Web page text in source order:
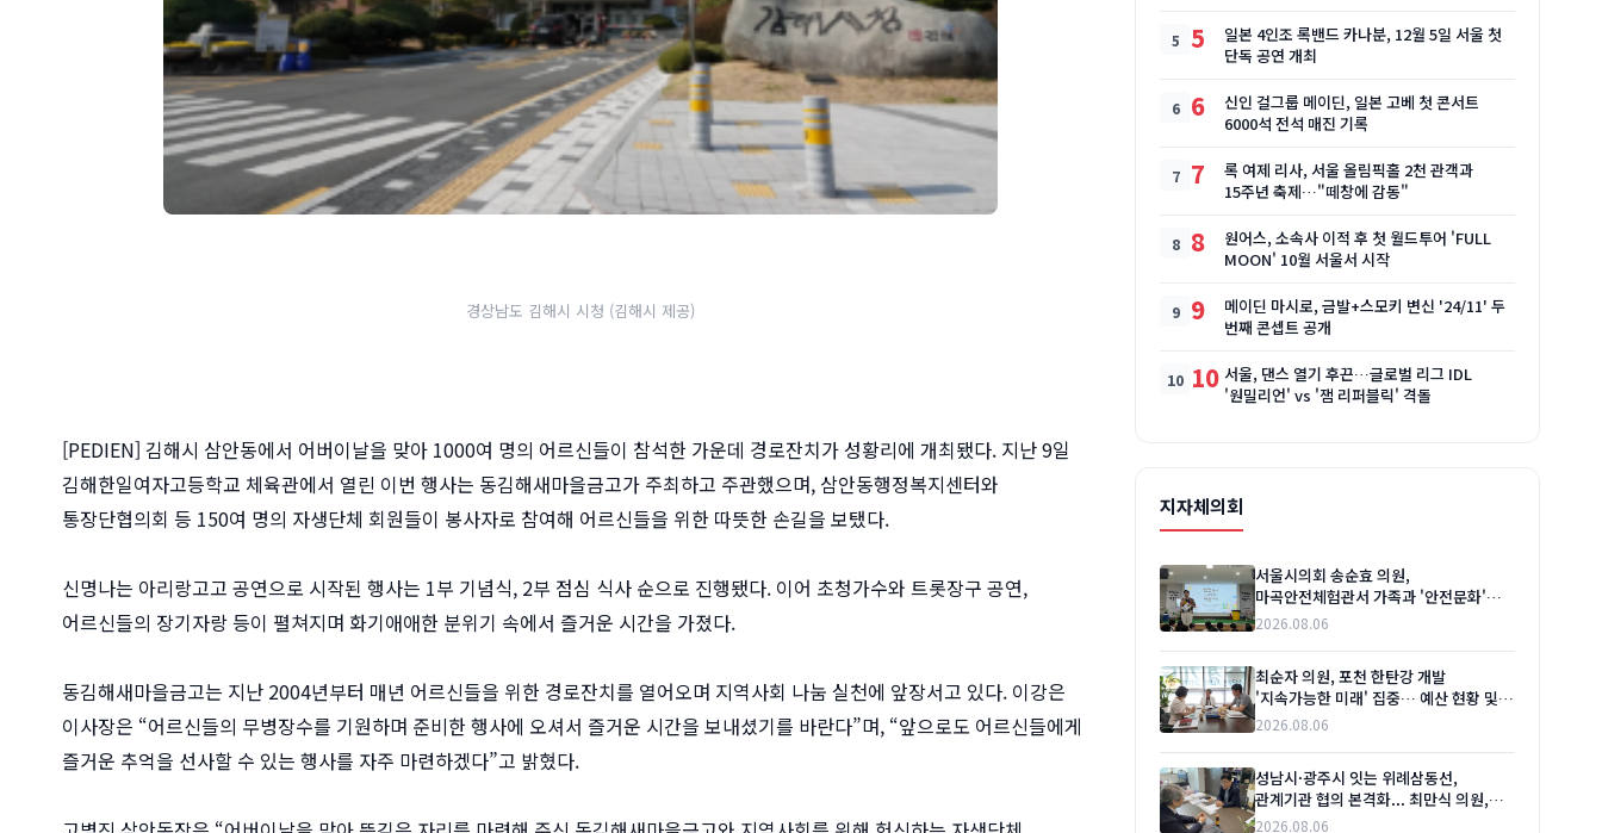
경상남도 김해시 시청 (김해시 제공)
[PEDIEN] 김해시 삼안동에서 어버이날을 맞아 1000여 명의 어르신들이 참석한 가운데 경로잔치가 성황리에 개최됐다. 지난 9일
김해한일여자고등학교 체육관에서 열린 이번 행사는 동김해새마을금고가 주최하고 주관했으며, 삼안동행정복지센터와
통장단협의회 등 150여 명의 자생단체 회원들이 봉사자로 참여해 어르신들을 위한 따뜻한 손길을 보탰다.
신명나는 아리랑고고 공연으로 시작된 행사는 1부 기념식, 2부 점심 식사 순으로 진행됐다. 이어 초청가수와 트롯장구 공연,
어르신들의 장기자랑 등이 펼쳐지며 화기애애한 분위기 속에서 즐거운 시간을 가졌다.
동김해새마을금고는 지난 2004년부터 매년 어르신들을 위한 경로잔치를 열어오며 지역사회 나눔 실천에 앞장서고 있다. 이강은
이사장은 “어르신들의 무병장수를 기원하며 준비한 행사에 오셔서 즐거운 시간을 보내셨기를 바란다”며, “앞으로도 어르신들에게
즐거운 추억을 선사할 수 있는 행사를 자주 마련하겠다”고 밝혔다.
5
일본 4인조 록밴드 카나분, 12월 5일 서울 첫
단독 공연 개최
6
신인 걸그룹 메이딘, 일본 고베 첫 콘서트
6000석 전석 매진 기록
7
록 여제 리사, 서울 올림픽홀 2천 관객과
15주년 축제…"떼창에 감동"
8
원어스, 소속사 이적 후 첫 월드투어 'FULL
MOON' 10월 서울서 시작
9
메이딘 마시로, 금발+스모키 변신 '24/11' 두
번째 콘셉트 공개
10 서울, 댄스 열기 후끈…글로벌 리그 IDL
'원밀리언' vs '잼 리퍼블릭' 격돌
지자체의회
서울시의회 송순효 의원,
마곡안전체험관서 가족과 '안전문화'
소통 행보
2026.08.06
최순자 의원, 포천 한탄강 개발
'지속가능한 미래' 집중… 예산 현황 및
도비사업 점검
2026.08.06
성남시·광주시 잇는 위례삼동선,
관계기관 협의 본격화... 최만식 의원,
추진 현황 점검
2026.08.06